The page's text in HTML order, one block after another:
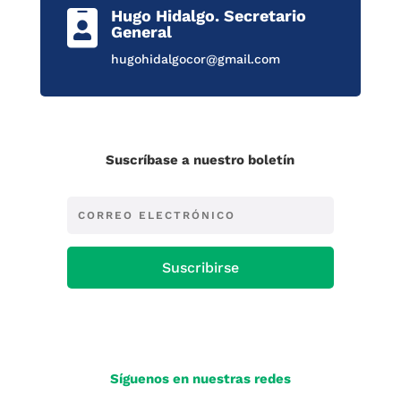

Hugo Hidalgo. Secretario
General
hugohidalgocor@gmail.com
Suscríbase a nuestro boletín
Suscribirse
Síguenos en nuestras redes